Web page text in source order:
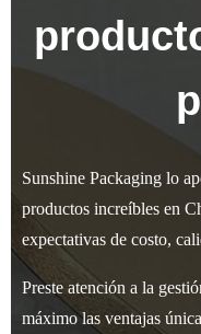
Sunshine Packaging lo
productos increíbles en
expectativas de costo,
Preste atención a la
máximo las ventajas